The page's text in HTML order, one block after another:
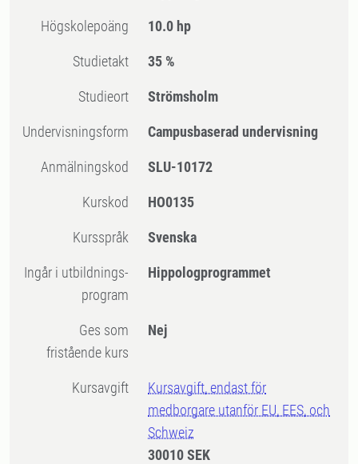
högskolepoäng 10.0 hp
Studietakt 35 %
Studieort Strömsholm
Undervisningsform Campusbaserad undervisning
Anmälningskod SLU-10172
Kurskod HO0135
Kursspråk Svenska
Ingår i utbildnings-
program
Hippologprogrammet
Ges som
fristående kurs
Nej
Kursavgift
Kursavgift, endast för
medborgare utanför EU, EES, och
Schweiz
30010 SEK